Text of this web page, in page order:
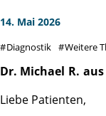
14. Mai 2026
Diagnostik Weitere
Dr. Michael R.
Liebe Patienten,